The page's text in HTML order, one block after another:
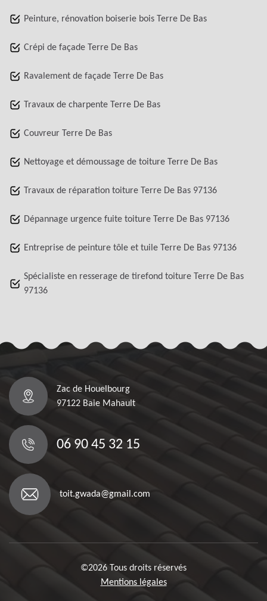
Peinture, rénovation boiserie bois Terre De Bas
Crépi de façade Terre De Bas
Ravalement de façade Terre De Bas
Travaux de charpente Terre De Bas
Couvreur Terre De Bas
Nettoyage et démoussage de toiture Terre De Bas
Travaux de réparation toiture Terre De Bas 97136
Dépannage urgence fuite toiture Terre De Bas 97136
Entreprise de peinture tôle et tuile Terre De Bas 97136
Spécialiste en resserage de tirefond toiture Terre De Bas
97136
Zac de Houelbourg
97122 Baie Mahault
06 90 45 32 15
toit.gwada@gmail.com
©2026 Tous droits réservés
Mentions légales